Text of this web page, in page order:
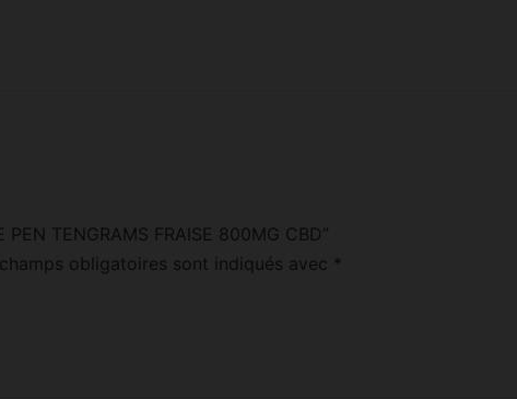
TENGRAMS FRAISE 800MG CBD”
obligatoires sont indiqués avec *